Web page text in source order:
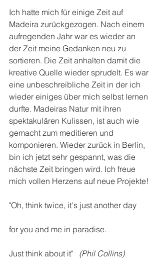
Ich hatte mich für einige Zeit auf
Madeira zurückgezogen. Nach einem
aufregenden Jahr war es wieder an
der Zeit meine Gedanken neu zu
sortieren. Die Zeit anhalten damit die
kreative Quelle wieder sprudelt. Es war
eine unbeschreibliche Zeit in der ich
wieder einiges über mich selbst lernen
durfte. Madeiras Natur mit ihren
spektakulären Kulissen, ist auch wie
gemacht zum meditieren und
komponieren. Wieder zurück in Berlin,
bin ich jetzt sehr gespannt, was die
nächste Zeit bringen wird. Ich freue
mich vollen Herzens auf neue Projekte!
"Oh, think twice, it's just another day
for you and me in paradise.
Just think about it" (Phil Collins)